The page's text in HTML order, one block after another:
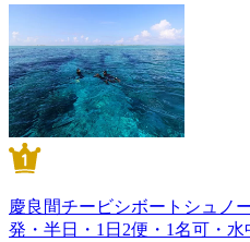
慶良間チービシボートシュノ
発・半日・1日2便・1名可・